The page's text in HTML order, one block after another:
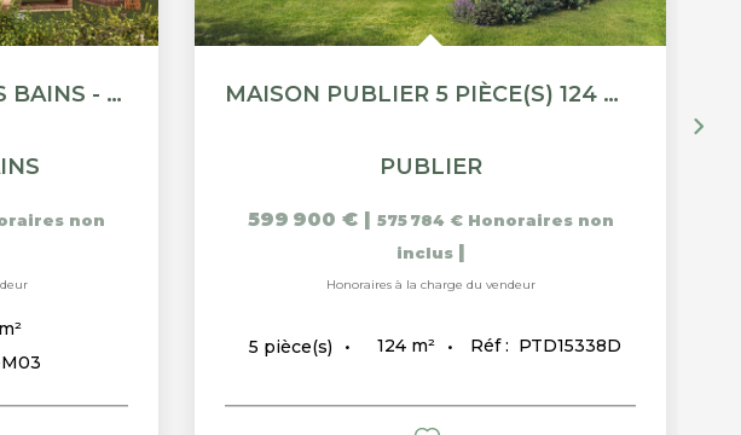
LE SIZAIN - THONON LES BAINS - MAISON 5 PIÈCES
non
m²
MAISON PUBLIER 5 PIÈCE(S) 124 M2
PUBLIER
599 900 € | 575 784 € Honoraires non
inclus |
Honoraires à la charge du vendeur
5 pièce(s) 124 m² Réf : PTD15338D